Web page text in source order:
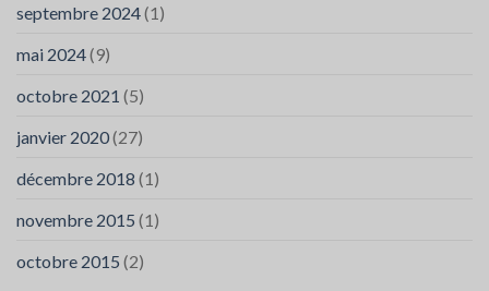
septembre 2024(1)
mai 2024(9)
octobre 2021 (5)
janvier 2020(27)
décembre 2018 (1)
novembre 2015 (1)
octobre 2015 (2)